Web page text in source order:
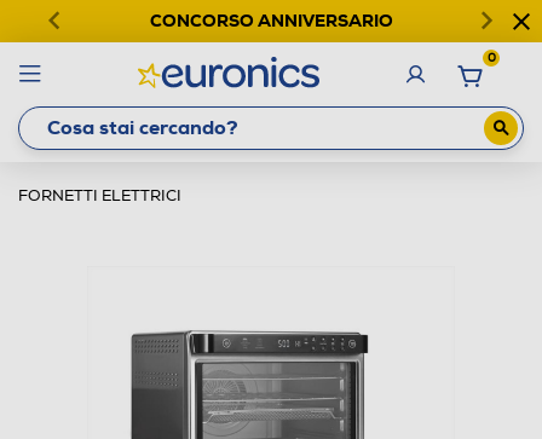
CONCORSO ANNIVERSARIO
0
FORNETTI ELETTRICI